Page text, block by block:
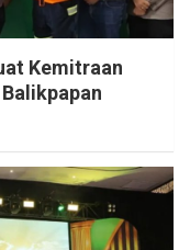
Kemitraan